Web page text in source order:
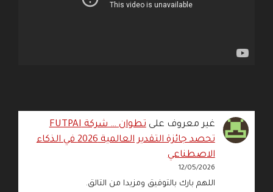
غير معروف على
تطوان … شركة FUTPAI
تحصد جائزة التقدير العالمية 2026 في الذكاء
الاصطناعي
12/05/2026
اللهم بارك بالتوفيق ومزيدا من التالق.